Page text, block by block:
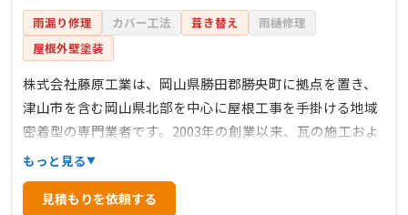
雨漏り修理 カバー工法 葺き替え
雨樋修理
屋根外壁塗装
株式会社藤原工業は、岡山県勝田郡勝央町に拠点を置き、
津山市を含む岡山県北部を中心に屋根工事を手掛ける地域
密着型の専門業者です。2003年の創業以来、瓦の施工およ
び葺き替え、雨漏りの修理、板金（ガルバリウム鋼板）屋
根の施工・修理、雨樋・外壁の修理など、幅広い工事に対
応しています。豊富な経験と専門的な知識、確かな技術と
もっと見る
見積もりを依頼する